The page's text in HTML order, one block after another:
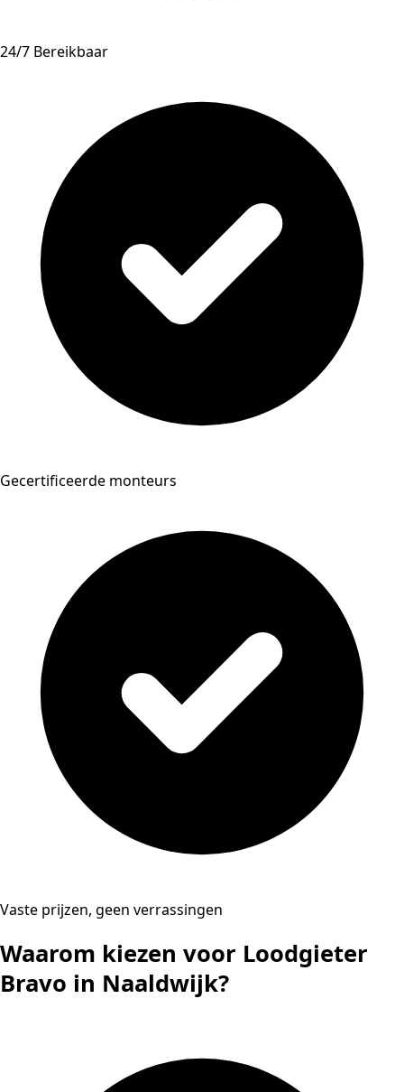
24/7 Bereikbaar
Gecertificeerde monteurs
Vaste prijzen, geen verrassingen
Waarom kiezen voor Loodgieter
Bravo in Naaldwijk?